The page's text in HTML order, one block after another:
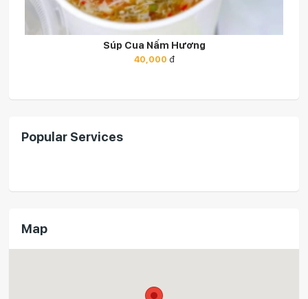
Súp Cua Nấm Hương
40,000 đ
Popular Services
Map